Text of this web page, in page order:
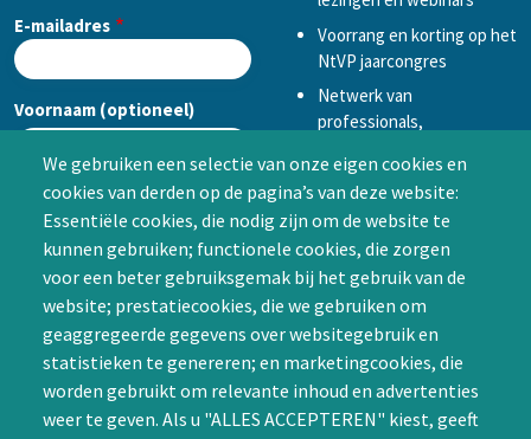
We gebruiken een selectie van onze eigen cookies en
cookies van derden op de pagina’s van deze website:
Essentiële cookies, die nodig zijn om de website te
kunnen gebruiken; functionele cookies, die zorgen
voor een beter gebruiksgemak bij het gebruik van de
website; prestatiecookies, die we gebruiken om
geaggregeerde gegevens over websitegebruik en
statistieken te genereren; en marketingcookies, die
worden gebruikt om relevante inhoud en advertenties
weer te geven. Als u "ALLES ACCEPTEREN" kiest, geeft
E-mailadres
Voornaam (optioneel)
Achternaam (optioneel)
CAPTCHA
Voorrang en korting op het
NtVP jaarcongres
Netwerk van
professionals,
samenwerken in een van
de Special Interest
Groepen (SIG’s) of zelf een
SIG initiëren
Word lid